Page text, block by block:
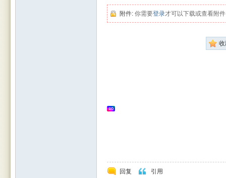
附件: 你需要登录才可以下载或查看附
回复 引用